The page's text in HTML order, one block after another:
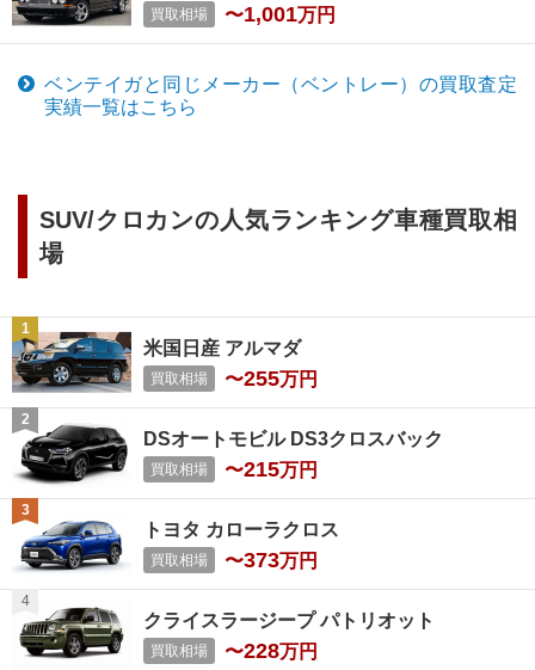
買取相場 〜1,001万円
ベンテイガと同じメーカー（ベントレー）の買取査定
実績一覧はこちら
SUV/クロカンの人気ランキング車種買取相
場
米国日産 アルマダ
買取相場 〜255万円
DSオートモビル DS3クロスバック
買取相場 〜215万円
トヨタ カローラクロス
買取相場 〜373万円
クライスラージープ パトリオット
買取相場 〜228万円